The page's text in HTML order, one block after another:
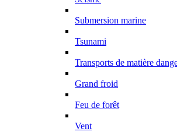
Submersion marine
Tsunami
Transports de matière
Grand froid
Feu de forêt
Vent